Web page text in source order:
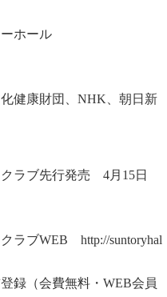
ホール
健康財団、NHK、朝日新
ラブ先行発売 4月15日
クラブWEB http://suntoryhal
録（会費無料・WEB会員